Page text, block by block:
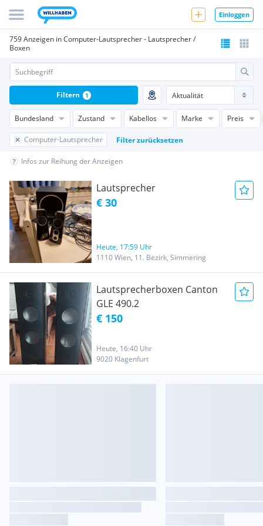
Einloggen
759 Anzeigen in Computer-Lautsprecher - Lautsprecher /
Boxen
Bundesland Zustand Kabellos Marke Preis
Computer-Lautsprecher Filter zurücksetzen
Filtern 1
Infos zur Reihung der Anzeigen
Lautsprecher
€ 30
Heute, 17:59 Uhr
1110 Wien, 11. Bezirk, Simmering
Lautsprecherboxen Canton
GLE 490.2
€ 150
Heute, 16:40 Uhr
9020 Klagenfurt